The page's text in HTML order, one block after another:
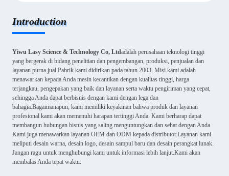
Introduction
Yiwu Lasy Science & Technology Co, Ltdadalah perusahaan teknologi tinggi
yang bergerak di bidang penelitian dan pengembangan, produksi, penjualan dan
layanan purna jual.Pabrik kami didirikan pada tahun 2003. Misi kami adalah
menawarkan kepada Anda mesin kecantikan dengan kualitas tinggi, harga
terjangkau, pengepakan yang baik dan layanan serta waktu pengiriman yang cepat,
sehingga Anda dapat berbisnis dengan kami dengan lega dan
bahagia.Bagaimanapun, kami memiliki keyakinan bahwa produk dan layanan
profesional kami akan memenuhi harapan tertinggi Anda. Kami berharap dapat
membangun hubungan bisnis yang saling menguntungkan dan sehat dengan Anda.
Kami juga menawarkan layanan OEM dan ODM kepada distributor.Layanan kami
meliputi desain warna, desain logo, desain sampul baru dan desain perangkat lunak.
Jangan ragu untuk menghubungi kami untuk informasi lebih lanjut.Kami akan
membalas Anda tepat waktu.